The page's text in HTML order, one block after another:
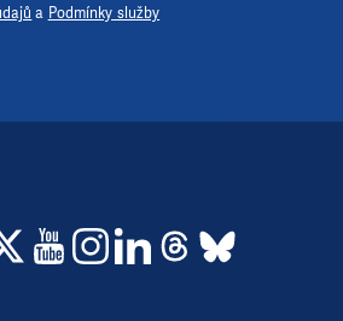
a Podmínky služby